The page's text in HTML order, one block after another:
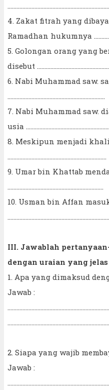
4. Zakat fitrah yang
Ramadhan hukumnya
5. Golongan orang yang
disebut
6. Nabi Muhammad saw.
…………………………………………………..……
7. Nabi Muhammad saw.
usia
8. Meskipun menjadi
…………………………………………………...…...
9. Umar bin Khattab
……………………………………………………....
10. Usman bin Affan
III. Jawablah
dengan uraian yang
1. Apa yang dimaksud
Jawab :
2. Siapa yang wajib
Jawab :